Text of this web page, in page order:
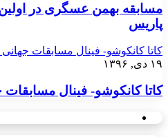
پاریس
کاتا کانکوشو- فینال مسابقات جهانی
۱۹ دی, ۱۳۹۶
کاتا کانکوشو- فینال مسابقات